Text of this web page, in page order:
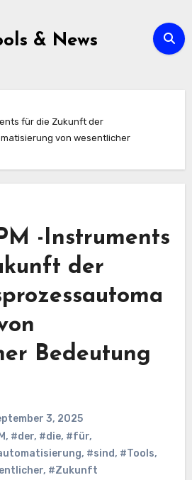
& News
für die Zukunft der
von wesentlicher
-Instruments
der
Bedeutung
3, 2025
, #der, #die, #für,
, #sind, #Tools,
, #Zukunft